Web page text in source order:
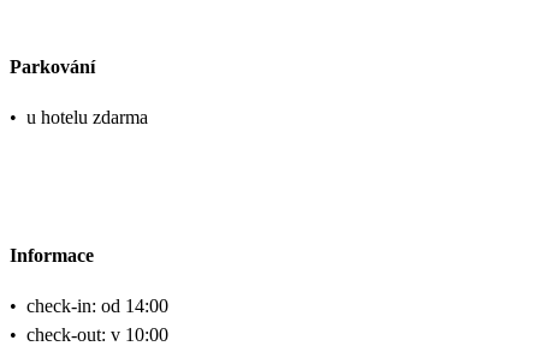
Parkování
• u hotelu zdarma
Informace
• check-in: od 14:00
• check-out: v 10:00